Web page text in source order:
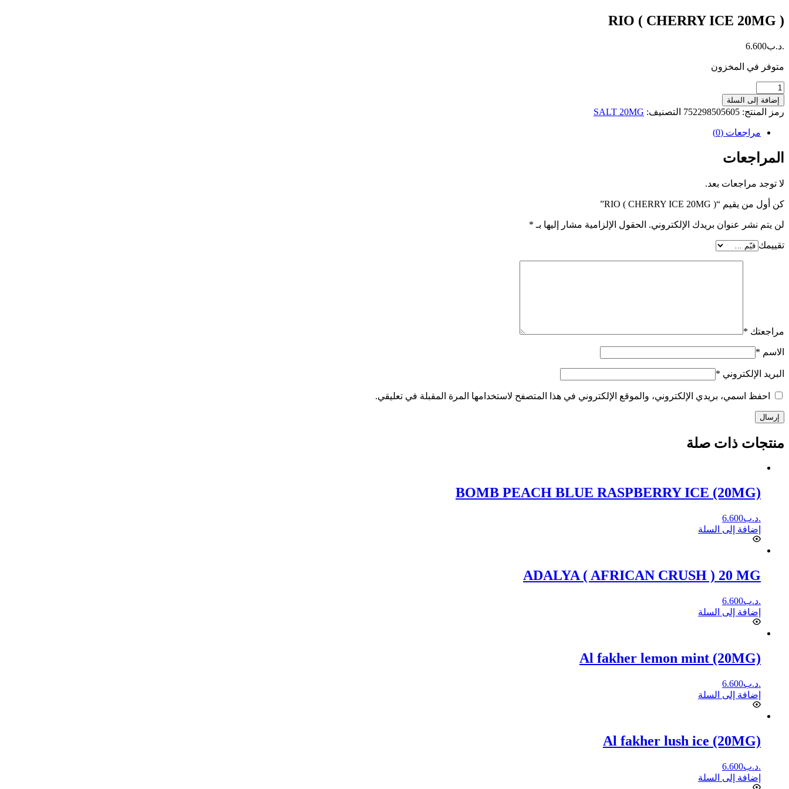
RIO ( CHERRY ICE 20MG )
.د.ب6.600
متوفر في المخزون
كمية
RIO
(
CHERRY
20MG
)
إضافة إلى السلة
رمز المنتج: 752298505605 التصنيف: SALT 20MG
مراجعات (0)
المراجعات
لا توجد مراجعات بعد.
كن أول من يقيم “RIO ( CHERRY ICE 20MG )”
لن يتم نشر عنوان بريدك الإلكتروني. الحقول الإلزامية مشار إليها بـ *
تقييمك
مراجعتك *
الاسم *
البريد الإلكتروني *
احفظ اسمي، بريدي الإلكتروني، والموقع الإلكتروني في هذا المتصفح لاستخدامها المرة المقبلة في تعليقي.
إرسال
منتجات ذات صلة
BOMB PEACH BLUE RASPBERRY ICE (20MG)
.د.ب6.600
إضافة إلى السلة
ADALYA ( AFRICAN CRUSH ) 20 MG
.د.ب6.600
إضافة إلى السلة
Al fakher lemon mint (20MG)
.د.ب6.600
إضافة إلى السلة
Al fakher lush ice (20MG)
.د.ب6.600
إضافة إلى السلة